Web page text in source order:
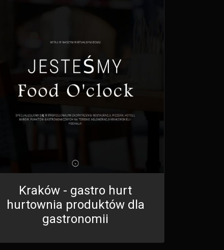
Kraków - gastro hurt
hurtownia produktów dla
gastronomii